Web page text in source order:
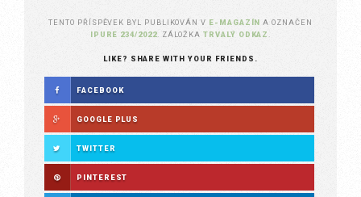
TENTO PŘÍSPĚVEK BYL PUBLIKOVÁN V E-MAGAZÍN A OZNAČEN
IPURE 234/2022. ZÁLOŽKATRVALÝ ODKAZ
LIKE? SHARE WITH YOUR FRIENDS.
FACEBOOK
GOOGLE PLUS
TWITTER
PINTEREST